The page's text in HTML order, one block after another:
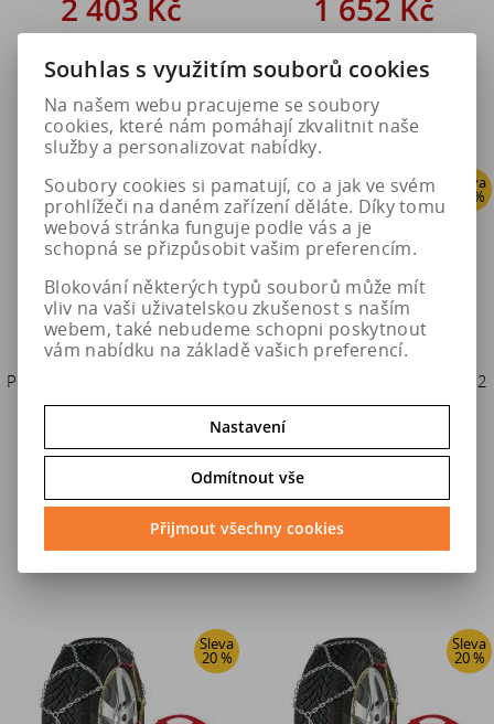
2 403 Kč
Do košíku
1 652 Kč
Do košíku
Sleva
20 %
Pewag Sněhové řetězy XMR 64
BRENTA-C
2 403 Kč
3 004 Kč
Sleva
20 %
Pewag Sněhové řetězy XMR 62
BRENTA-C
2 403 Kč
3 004 Kč
Sleva
20 %
Sleva
20 %
Souhlas s využitím souborů cookies
Na našem webu pracujeme se soubory
cookies, které nám pomáhají zkvalitnit naše
služby a personalizovat nabídky.
Soubory cookies si pamatují, co a jak ve svém
prohlížeči na daném zařízení děláte. Díky tomu
webová stránka funguje podle vás a je
schopná se přizpůsobit vašim preferencím.
Blokování některých typů souborů může mít
vliv na vaši uživatelskou zkušenost s naším
webem, také nebudeme schopni poskytnout
vám nabídku na základě vašich preferencí.
Nastavení
Odmítnout vše
Přijmout všechny cookies